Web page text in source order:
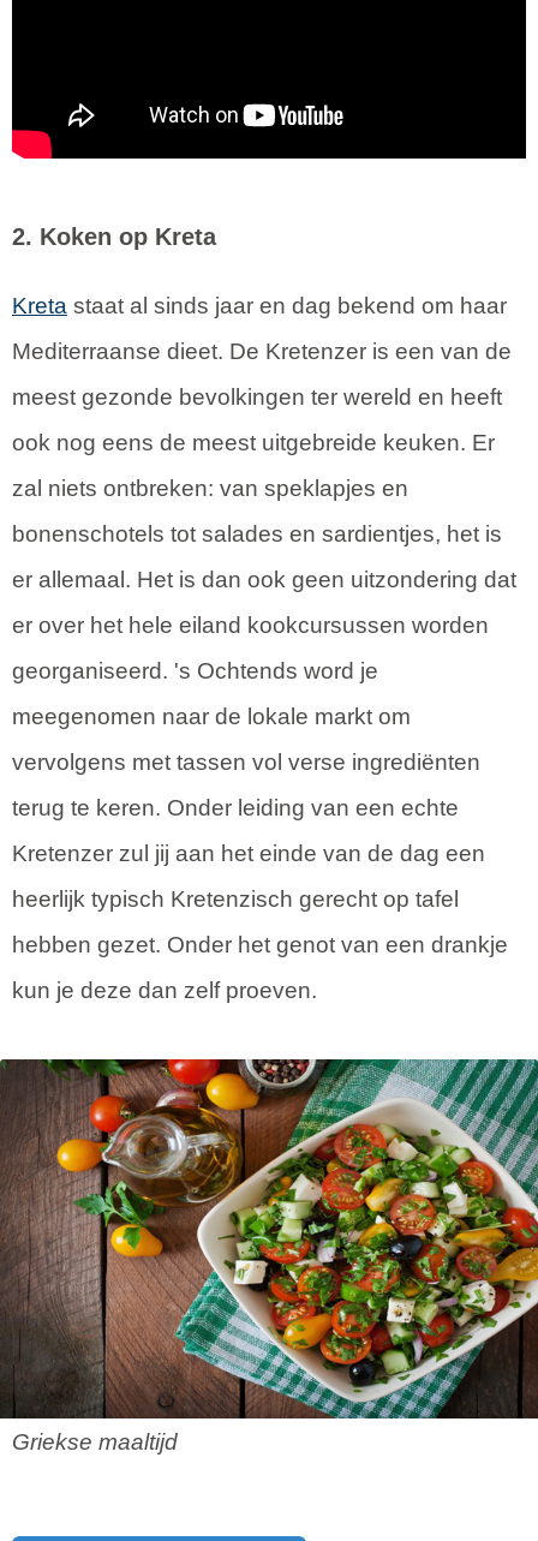
2. Koken op Kreta
Kreta staat al sinds jaar en dag bekend om haar
Mediterraanse dieet. De Kretenzer is een van de
meest gezonde bevolkingen ter wereld en heeft
ook nog eens de meest uitgebreide keuken. Er
zal niets ontbreken: van speklapjes en
bonenschotels tot salades en sardientjes, het is
er allemaal. Het is dan ook geen uitzondering dat
er over het hele eiland kookcursussen worden
georganiseerd. 's Ochtends word je
meegenomen naar de lokale markt om
vervolgens met tassen vol verse ingrediënten
terug te keren. Onder leiding van een echte
Kretenzer zul jij aan het einde van de dag een
heerlijk typisch Kretenzisch gerecht op tafel
hebben gezet. Onder het genot van een drankje
kun je deze dan zelf proeven.
Griekse maaltijd